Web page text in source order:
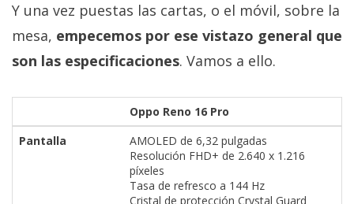
Y una vez puestas las cartas, o el móvil, sobre la
mesa, empecemos por ese vistazo general que
son las especificaciones. Vamos a ello.
Oppo Reno 16 Pro
Pantalla
AMOLED de 6,32 pulgadas
Resolución FHD+ de 2.640 x 1.216
píxeles
Tasa de refresco a 144 Hz
Cristal de protección Crystal Guard